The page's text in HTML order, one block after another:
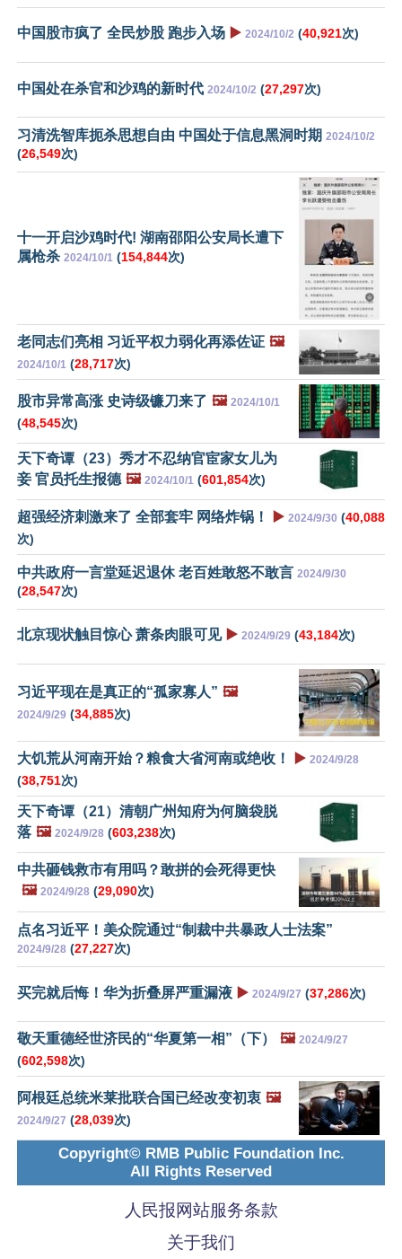
中国股市疯了 全民炒股 跑步入场 ▶️ 2024/10/2 (40,921次)
中国处在杀官和沙鸡的新时代 2024/10/2 (27,297次)
习清洗智库扼杀思想自由 中国处于信息黑洞时期 2024/10/2
(26,549次)
十一开启沙鸡时代! 湖南邵阳公安局长遭下
属枪杀 2024/10/1 (154,844次)
老同志们亮相 习近平权力弱化再添佐证 🖼️
2024/10/1 (28,717次)
股市异常高涨 史诗级镰刀来了 🖼️ 2024/10/1
(48,545次)
天下奇谭（23）秀才不忍纳官宦家女儿为
妾 官员托生报德 🖼️ 2024/10/1 (601,854次)
超强经济刺激来了 全部套牢 网络炸锅！ ▶️ 2024/9/30 (40,088
次)
中共政府一言堂延迟退休 老百姓敢怒不敢言 2024/9/30
(28,547次)
北京现状触目惊心 萧条肉眼可见 ▶️ 2024/9/29 (43,184次)
习近平现在是真正的“孤家寡人” 🖼️
2024/9/29 (34,885次)
大饥荒从河南开始？粮食大省河南或绝收！ ▶️ 2024/9/28
(38,751次)
天下奇谭（21）清朝广州知府为何脑袋脱
落 🖼️ 2024/9/28 (603,238次)
中共砸钱救市有用吗？敢拼的会死得更快
🖼️ 2024/9/28 (29,090次)
点名习近平！美众院通过“制裁中共暴政人士法案”
2024/9/28 (27,227次)
买完就后悔！华为折叠屏严重漏液 ▶️ 2024/9/27 (37,286次)
敬天重德经世济民的“华夏第一相”（下） 🖼️ 2024/9/27
(602,598次)
阿根廷总统米莱批联合国已经改变初衷 🖼️
2024/9/27 (28,039次)
Copyright© RMB Public Foundation Inc.
All Rights Reserved
人民报网站服务条款
关于我们